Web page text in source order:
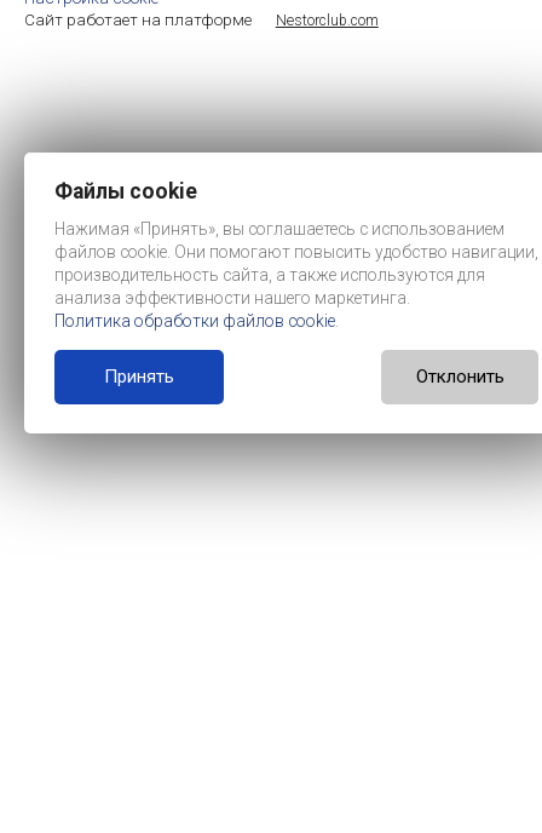
Сайт работает на платформе
Nestorclub.com
Файлы cookie
Нажимая «Принять», вы соглашаетесь с использованием
файлов cookie. Они помогают повысить удобство навигации,
производительность сайта, а также используются для
анализа эффективности нашего маркетинга.
Политика обработки файлов cookie
Принять Отклонить